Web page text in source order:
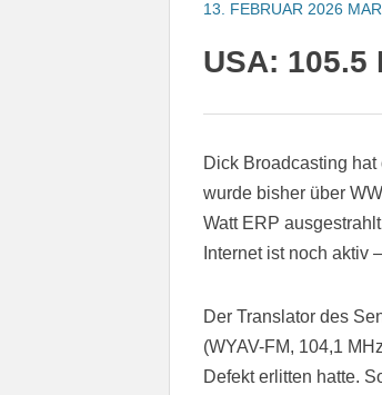
13. FEBRUAR 2026
USA:
Dick Broadcasting
wurde bisher über
Watt ERP
Internet ist noch aktiv
Der Translator des
(WYAV-FM, 104,1
Defekt erlitten hatte.